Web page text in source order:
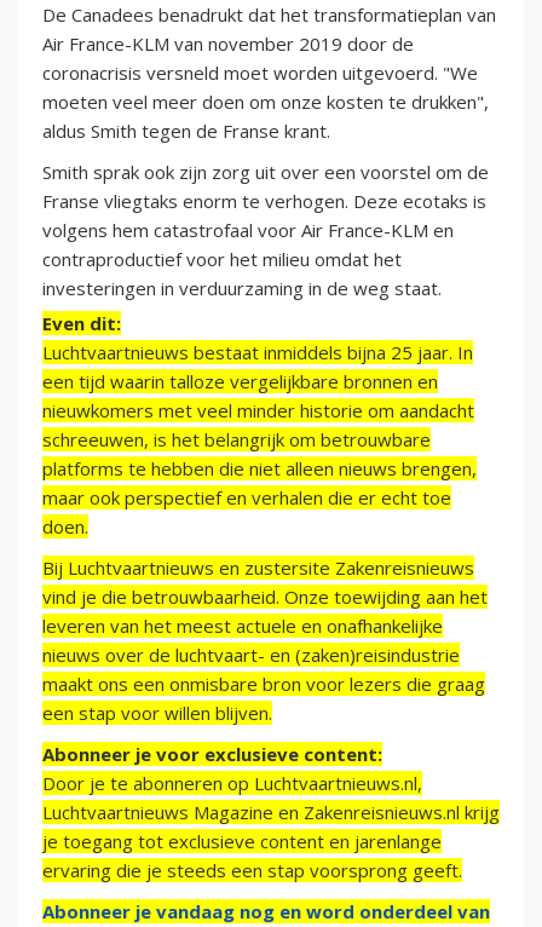
De Canadees benadrukt dat het transformatieplan van
Air France-KLM van november 2019 door de
coronacrisis versneld moet worden uitgevoerd. "We
moeten veel meer doen om onze kosten te drukken",
aldus Smith tegen de Franse krant.
Smith sprak ook zijn zorg uit over een voorstel om de
Franse vliegtaks enorm te verhogen. Deze ecotaks is
volgens hem catastrofaal voor Air France-KLM en
contraproductief voor het milieu omdat het
investeringen in verduurzaming in de weg staat.
Even dit:
Luchtvaartnieuws bestaat inmiddels bijna 25 jaar. In
een tijd waarin talloze vergelijkbare bronnen en
nieuwkomers met veel minder historie om aandacht
schreeuwen, is het belangrijk om betrouwbare
platforms te hebben die niet alleen nieuws brengen,
maar ook perspectief en verhalen die er echt toe
doen.
Bij Luchtvaartnieuws en zustersite Zakenreisnieuws
vind je die betrouwbaarheid. Onze toewijding aan het
leveren van het meest actuele en onafhankelijke
nieuws over de luchtvaart- en (zaken)reisindustrie
maakt ons een onmisbare bron voor lezers die graag
een stap voor willen blijven.
Abonneer je voor exclusieve content:
Door je te abonneren op Luchtvaartnieuws.nl,
Luchtvaartnieuws Magazine en Zakenreisnieuws.nl krijg
je toegang tot exclusieve content en jarenlange
ervaring die je steeds een stap voorsprong geeft.
Abonneer je vandaag nog en word onderdeel van